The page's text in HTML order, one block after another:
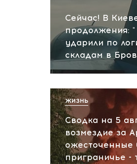
Сейчас! В
продолжения: "
ударили по
складам в
Сводка на 5
возмездие за
ожесточенные
приграничье -
ЖИЗНЬ